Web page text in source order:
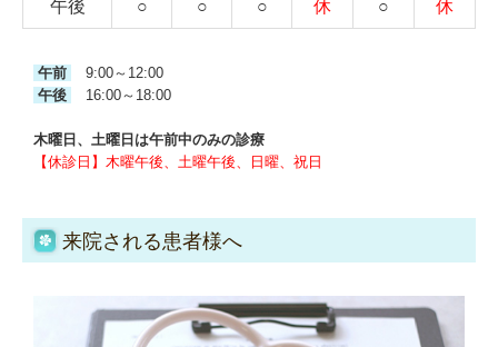
午後 ○ ○ ○ 休 ○ 休
午前
9:00～12:00
午後
16:00～18:00
木曜日、土曜日は午前中のみの診療
【休診日】木曜午後、土曜午後、日曜、祝日
来院される患者様へ